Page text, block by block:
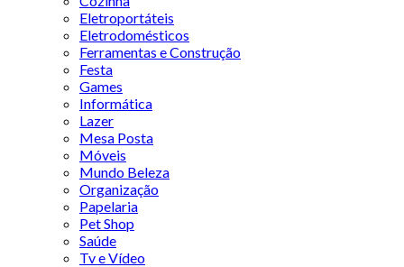
Eletroportáteis
Eletrodomésticos
Ferramentas e Construção
Festa
Games
Informática
Lazer
Mesa Posta
Móveis
Mundo Beleza
Organização
Papelaria
Pet Shop
Saúde
Tv e Vídeo